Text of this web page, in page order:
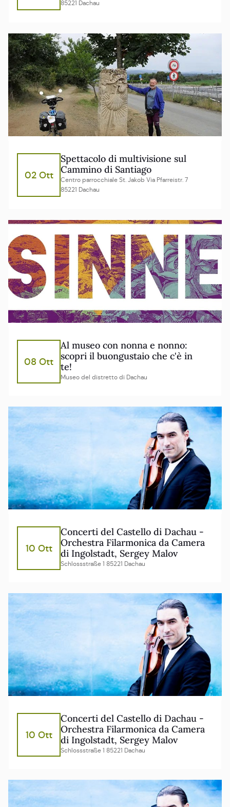
85221 Dachau
02 Ott
Spettacolo di multivisione sul
Cammino di Santiago
Centro parrocchiale St. Jakob Via Pfarreistr. 7
85221 Dachau
08 Ott
Al museo con nonna e nonno:
scopri il buongustaio che c'è in
te!
Museo del distretto di Dachau
10 Ott
Concerti del Castello di Dachau -
Orchestra Filarmonica da Camera
di Ingolstadt, Sergey Malov
Schlossstraße 1 85221 Dachau
10 Ott
Concerti del Castello di Dachau -
Orchestra Filarmonica da Camera
di Ingolstadt, Sergey Malov
Schlossstraße 1 85221 Dachau